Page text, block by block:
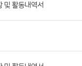
및 활동내역서